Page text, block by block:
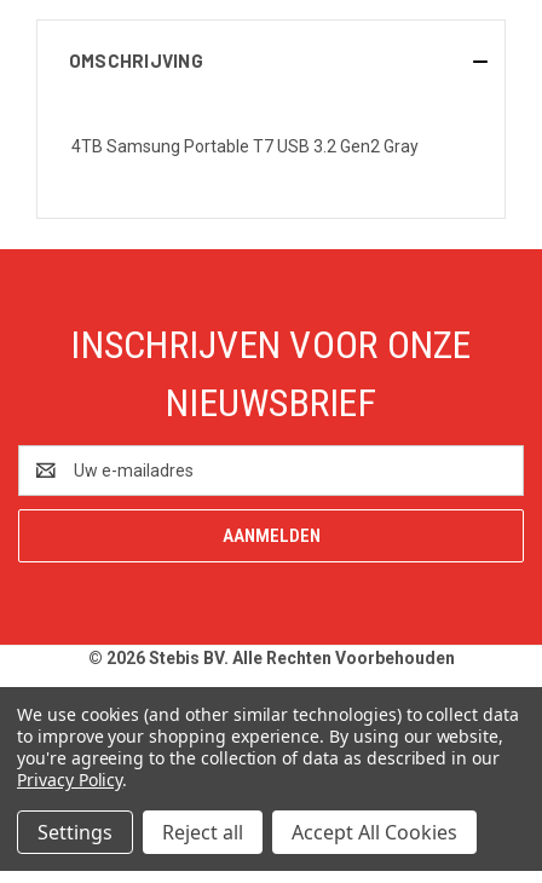
OMSCHRIJVING
4TB Samsung Portable T7 USB 3.2 Gen2 Gray
INSCHRIJVEN VOOR ONZE
NIEUWSBRIEF
mailadres
© 2026 Stebis BV. Alle Rechten Voorbehouden
Alle prijzen en specificaties zijn onder voorbehoud, exclusief BTW,
zolang de voorraad strekt. Afbeeldingen van producten kunnen
afwijken van de werkelijkheid. Op al onze aanbiedingen en
leveringen zijn onze
toepassing. Wij wijzen u uitdrukkelijk op onzePrivacy Policy
Typefouten alsmede prijswijzigingen uitdrukkelijk voorbehouden.
We use cookies (and other similar technologies) to collect data
to improve your shopping experience. By using our website,
you're agreeing to the collection of data as described in our
Privacy Policy.
Settings Reject all Accept All Cookies